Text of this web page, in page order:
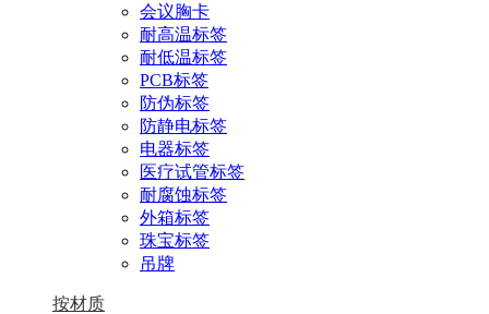
会议胸卡
耐高温标签
耐低温标签
PCB标签
防伪标签
防静电标签
电器标签
医疗试管标签
耐腐蚀标签
外箱标签
珠宝标签
吊牌
按材质